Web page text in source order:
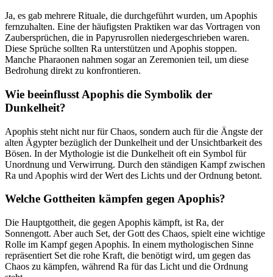
Ja, es gab mehrere Rituale, ⁤die ⁣durchgeführt wurden, um Apophis‌
fernzuhalten. Eine der häufigsten Praktiken war das Vortragen von
Zaubersprüchen, die in Papyrusrollen niedergeschrieben waren.
Diese Sprüche sollten Ra unterstützen‌ und Apophis stoppen.
Manche‌ Pharaonen nahmen ⁣sogar an Zeremonien teil, um⁢ diese
Bedrohung direkt zu konfrontieren.
Wie beeinflusst Apophis die Symbolik der
Dunkelheit?
Apophis steht nicht‍ nur für Chaos, sondern auch für die​ Ängste der
alten Ägypter bezüglich der Dunkelheit und der Unsichtbarkeit des
Bösen. In ⁤der Mythologie ist die Dunkelheit oft ein Symbol für⁣
Unordnung und Verwirrung. Durch⁢ den ständigen ⁤Kampf zwischen
Ra und‌ Apophis ​wird ⁣der Wert des Lichts und der Ordnung betont.
Welche Gottheiten kämpfen gegen Apophis?
Die Hauptgottheit,‍ die gegen Apophis kämpft, ist Ra, ​der
Sonnengott. Aber‌ auch Set, der​ Gott des Chaos, spielt ‌eine wichtige
Rolle im Kampf gegen Apophis. In einem mythologischen Sinne‍
repräsentiert ⁣Set die rohe Kraft, die benötigt wird, um gegen das
Chaos ‌zu kämpfen, während⁤ Ra für das‍ Licht⁢ und die Ordnung